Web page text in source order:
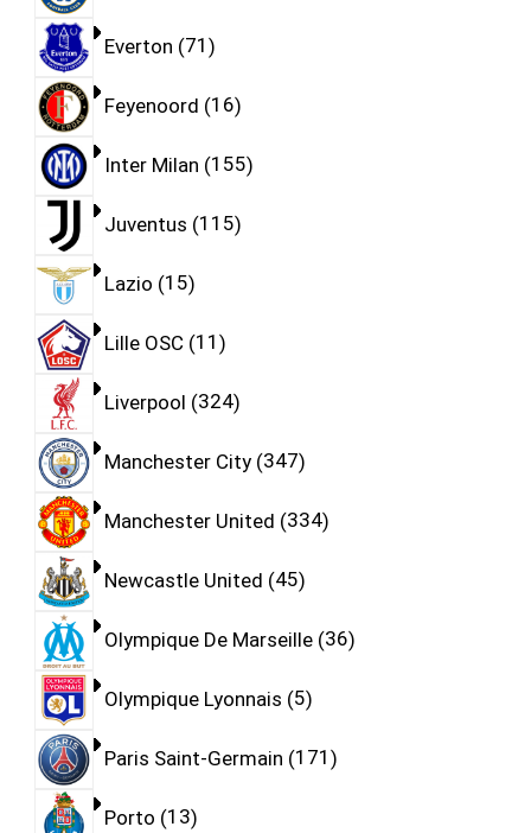
Everton 71
Feyenoord 16
Inter Milan 155
Juventus 115
Lazio 15
Lille OSC 11
Liverpool 324
Manchester City 347
Manchester United 334
Newcastle United 45
Olympique De Marseille 36
Olympique Lyonnais 5
Paris Saint-Germain 171
Porto 13